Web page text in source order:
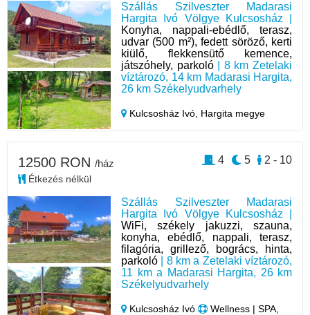
Szállás Szilveszter Madarasi
Hargita Ivó Völgye Kulcsosház |
Konyha, nappali-ebédlő, terasz,
udvar (500 m²), fedett söröző, kerti
kiülő, flekkensütő kemence,
játszóhely, parkoló| 8 km Zetelaki
víztározó, 14 km Madarasi Hargita,
26 km Székelyudvarhely
Kulcsosház Ivó, Hargita megye
Szállás Szilveszter Madarasi
Hargita Ivó Völgye Kulcsosház |
WiFi, székely jakuzzi, szauna,
konyha, ebédlő, nappali, terasz,
filagória, grillező, bogrács, hinta,
parkoló | 8 km a Zetelaki víztározó,
11 km a Madarasi Hargita, 26 km
Székelyudvarhely
Kulcsosház Ivó
Wellness | SPA,
12500 RON /ház
Étkezés nélkül
2 - 10
5
4